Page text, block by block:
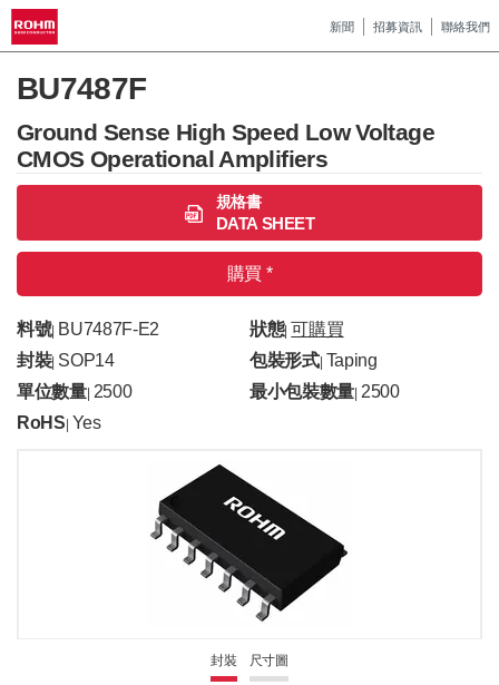
新聞 招募資訊 聯絡我們
BU7487F
Ground Sense High Speed Low Voltage
CMOS Operational Amplifiers
規格書
DATA SHEET
購買 *
料號| BU7487F-E2 狀態| 可購買
封裝| SOP14 包裝形式| Taping
單位數量| 2500 最小包裝數量 |2500
RoHS Yes
封裝 尺寸圖